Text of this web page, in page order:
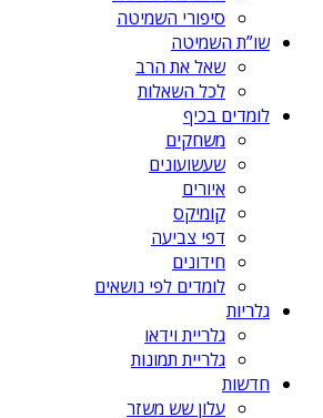
סיפורי השמיטה
שו”ת השמיטה
שאל את הרב
לכל השאלות
לומדים בכיף
משחקים
שעשועונים
איורים
קומיקס
דפי צביעה
חידונים
לומדים לפי נושאים
גלריות
גלריית וידאו
גלריית תמונות
חדשות
עלון שש משזר